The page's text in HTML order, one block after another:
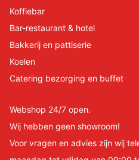
Koffiebar
Bar-restaurant & hotel
Bakkerij en pattiserie
Koelen
Catering bezorging en buffet
Webshop 24/7 open.
Wij hebben geen showroom!
Voor vragen en advies zijn wij